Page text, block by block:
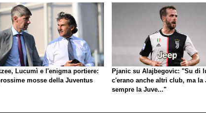
Lucumì e l'enigma portiere:
mosse della Juventus
Pjanic su Alajbegovic: "Su di
c'erano anche altri club, ma la
sempre la Juve..."